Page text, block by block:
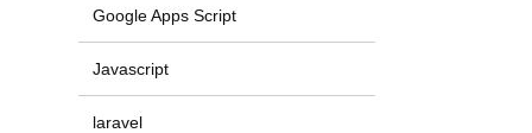
Google Apps Script
Javascript
laravel